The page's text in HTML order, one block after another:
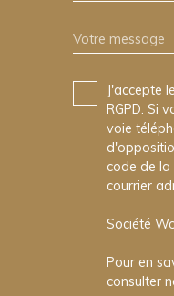
Votre message
J'accepte
RGPD. Si
voie
code de
courrier
Société
Pour en
consulter